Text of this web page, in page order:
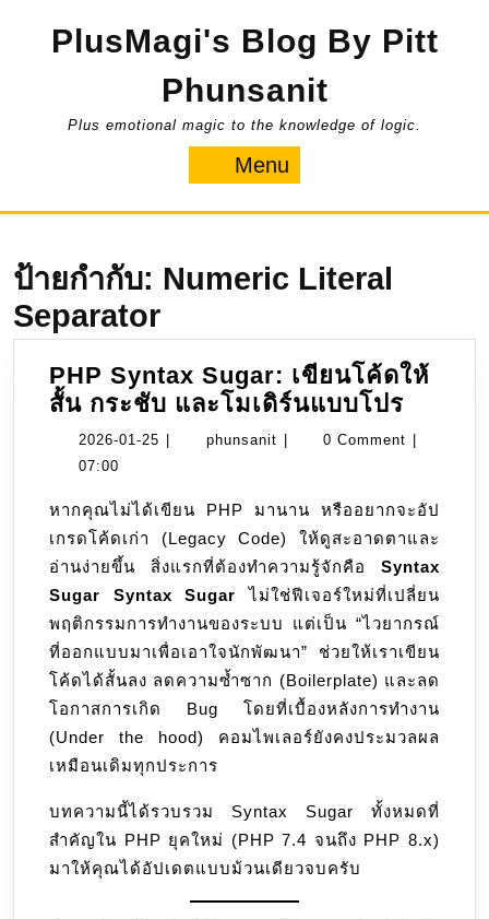
PlusMagi's Blog By Pitt
Phunsanit
Plus emotional magic to the knowledge of logic.
Menu
ป้ายกำกับ: Numeric Literal
Separator
PHP Syntax Sugar: เขียนโค้ดให้
สั้น กระชับ และโมเดิร์นแบบโปร
Syntax
โค้ด
ให้
สั้น
กระชับ
และ
โม
เดิร์น
แบบ
โปร
2026-01-25 2026- phunsanit phunsanit0 Comment
07:00
หากคุณไม่ได้เขียน PHP มานาน หรืออยากจะอัป
เกรดโค้ดเก่า (Legacy Code) ให้ดูสะอาดตาและ
อ่านง่ายขึ้น สิ่งแรกที่ต้องทำความรู้จักคือ Syntax
Sugar
Syntax Sugar ไม่ใช่ฟีเจอร์ใหม่ที่เปลี่ยน
พฤติกรรมการทำงานของระบบ แต่เป็น “ไวยากรณ์
ที่ออกแบบมาเพื่อเอาใจนักพัฒนา” ช่วยให้เราเขียน
โค้ดได้สั้นลง ลดความซ้ำซาก (Boilerplate) และลด
โอกาสการเกิด Bug โดยที่เบื้องหลังการทำงาน
(Under the hood) คอมไพเลอร์ยังคงประมวลผล
เหมือนเดิมทุกประการ
บทความนี้ได้รวบรวม Syntax Sugar ทั้งหมดที่
สำคัญใน PHP ยุคใหม่ (PHP 7.4 จนถึง PHP 8.x)
มาให้คุณได้อัปเดตแบบม้วนเดียวจบครับ